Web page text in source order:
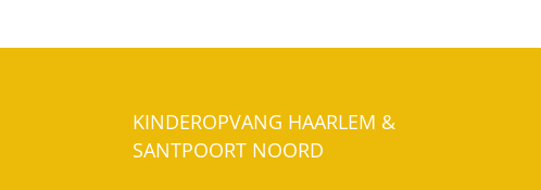
KINDEROPVANG HAARLEM &
SANTPOORT NOORD